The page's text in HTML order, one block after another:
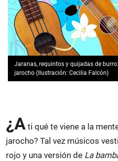
Jaranas, requintos y quijadas de
jarocho (Ilustración: Cecilia Falcón)
¿A ti qué te viene a la
jarocho? Tal vez músicos
rojo y una versión de La